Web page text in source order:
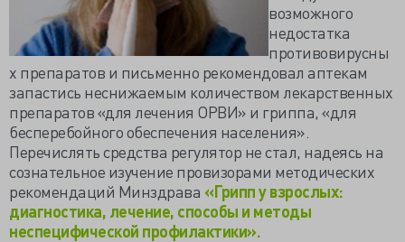
возможного
недостатка
противовирусны
х препаратов и письменно рекомендовал аптекам
запастись неснижаемым количеством лекарственных
препаратов «для лечения ОРВИ» и гриппа, «для
бесперебойного обеспечения населения».
Перечислять средства регулятор не стал, надеясь на
сознательное изучение провизорами методических
рекомендаций Минздрава «Грипп у взрослых:
диагностика, лечение, способы и методы
неспецифической профилактики».